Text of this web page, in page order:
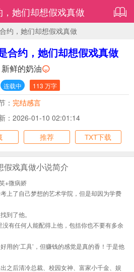
她们却想假戏真做
约，她们却想假戏真做
合约，她们却想假戏真做
新鲜的奶油
连载中 113 万字
： 完结感言
：2026-01-10 02:01:14
推荐 TXT下载
假戏真做小说简介
+微病娇
上了自己梦想的艺术学院，但是却因为学费
到了他。
有任何人能配得上他，包括你也不要有多余
用的‘工具’，但赚钱的感觉是真的香！于是他
之后清冷总裁、校园女神、富家小千金、娱